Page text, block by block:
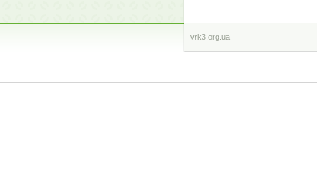
vrk3.org.ua